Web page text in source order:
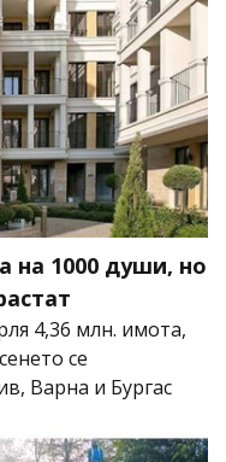
на 1000 души, но
4,36 млн. имота,
се
Варна и Бургас